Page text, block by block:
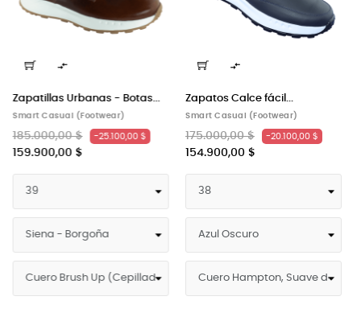
fácil...
-20.100,00 $
Zapatos Slip On (Calce...
Smart Casual (Footwear)
175.000,00 $ -20.100,00 $
Zapato Trek
Smart Casual
239.900,00 $